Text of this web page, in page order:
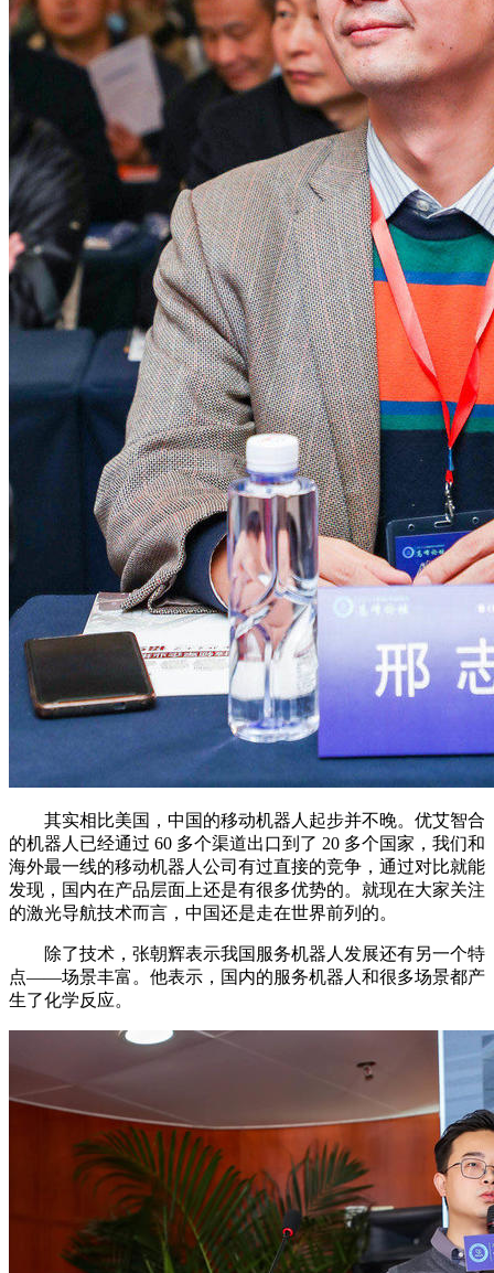
其实相比美国，中国的移动机器人起步并不晚。优艾智合
的机器人已经通过 60 多个渠道出口到了 20 多个国家，我们和
海外最一线的移动机器人公司有过直接的竞争，通过对比就能
发现，国内在产品层面上还是有很多优势的。就现在大家关注
的激光导航技术而言，中国还是走在世界前列的。
除了技术，张朝辉表示我国服务机器人发展还有另一个特
点——场景丰富。他表示，国内的服务机器人和很多场景都产
生了化学反应。